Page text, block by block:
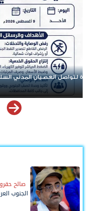
تدعو الجماهير للمشاركة في
معين المقرحي
صالح
الجنوب